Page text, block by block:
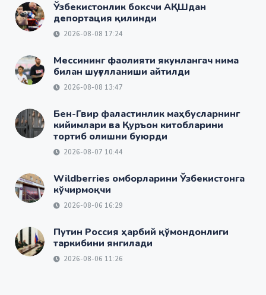
Ўзбекистонлик боксчи АҚШдан
депортация қилинди
2026-08-08 17:24
Мессининг фаолияти якунлангач нима
билан шуғулланиши айтилди
2026-08-08 13:47
Бен-Гвир фаластинлик маҳбусларнинг
кийимлари ва Қуръон китобларини
тортиб олишни буюрди
2026-08-07 10:44
Wildberries омборларини Ўзбекистонга
кўчирмоқчи
2026-08-06 16:29
Путин Россия ҳарбий қўмондонлиги
таркибини янгилади
2026-08-06 11:26